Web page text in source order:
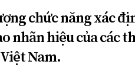
chức năng xác
nhãn hiệu của các
Nam.